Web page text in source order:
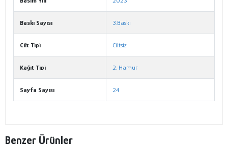
Baskı Sayısı 3.Baskı
Cilt Tipi Ciltsiz
Kağıt Tipi 2. Hamur
Sayfa Sayısı 24
Benzer Ürünler